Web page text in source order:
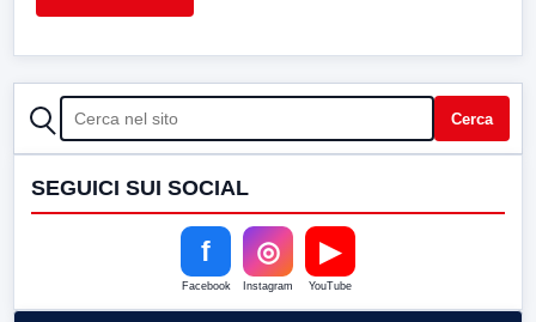
CERCA Cerca
SEGUICI SUI SOCIAL
f
Facebook
◎
Instagram
▶
YouTube